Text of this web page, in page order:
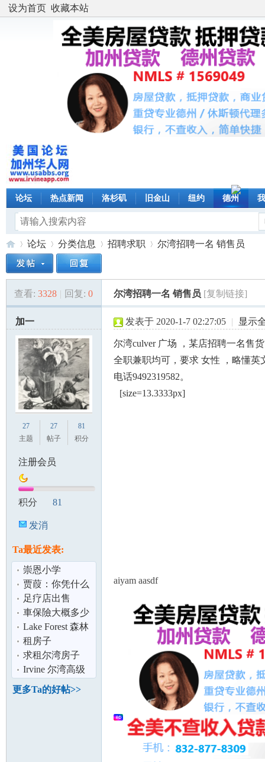
设为首页 收藏本站
论坛 热点新闻 洛杉矶 旧金山 纽约 德州
美»
论坛
›
分类信息 招聘求职
›
尔湾招聘一名 销售员
查看: 3328 | 回复: 0 尔湾招聘一名 销售员 [复制链接]
加一
27
主题
27
帖子
81
积分
注册会员
积分 81
发消
Ta最近发表:
崇恩小学
贾葭：你凭什么
融入人家的主流
社会
足疗店出售
車保險大概多少
錢.
Lake Forest 森林
湖新屋雅房招友
租房子
求租尔湾房子
Irvine 尔湾高级
Gate社区大房间
更多Ta的好帖>>
发表于 2020-1-7 02:27:05 | 显示
尔湾culver 广场 ，某店招聘一名售
全职兼职均可，要求 女性 ，略懂英
电话9492319582。
[size=13.3333px]
aiyam aasdf